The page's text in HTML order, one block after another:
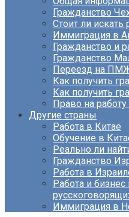
Гражданство
Стоит ли искать
Иммиграция в
Гражданство и
Гражданство
Переезд на
Как получить
Как получить
Право на
Другие страны
Работа в Китае
Обучение в
Реально ли
Гражданство
Работа в
Работа и
Иммиграция в